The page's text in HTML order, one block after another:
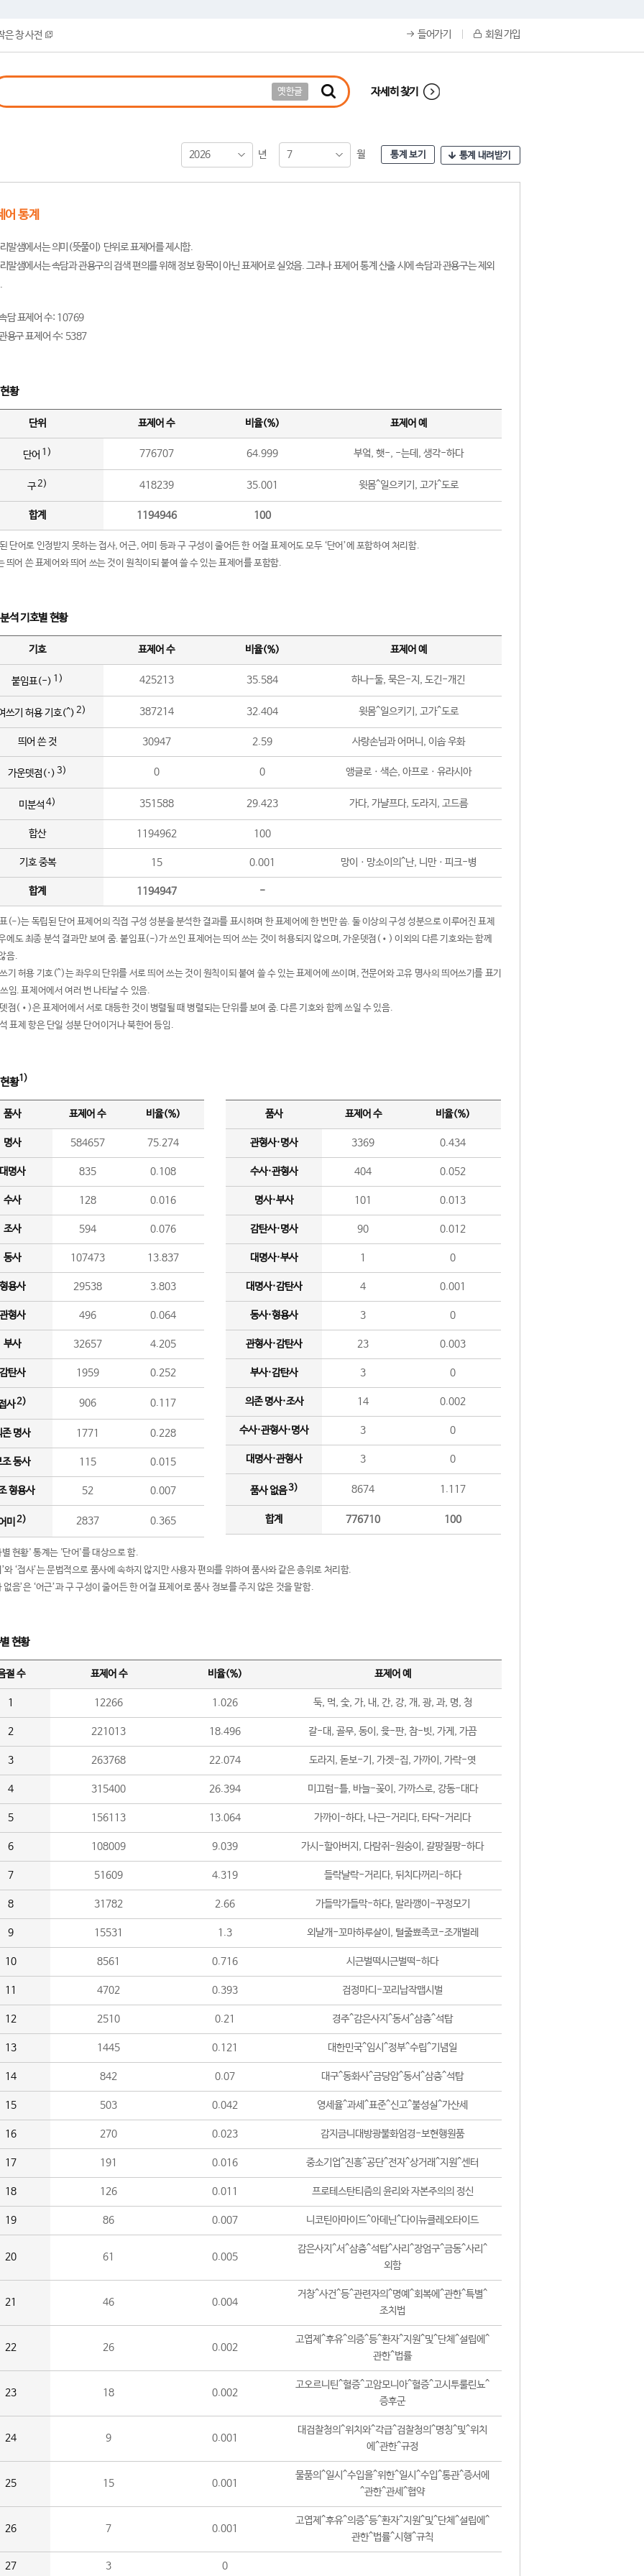
은 창 사전 들어가기 회원 가입
옛한글 자세히 찾기
2026 년 7 월 통계 보기 통계 내려받기
어 통계
말샘에서는 의미(뜻풀이) 단위로 표제어를 제시함.
말샘에서는 속담과 관용구의 검색 편의를 위해 정보 항목이 아닌 표제어로 실었음. 그러나 표제어 통계 산출 시에 속담과 관용구는 제외
담 표제어 수: 10769
용구 표제어 수: 5387
황
단위 표제어 수 비율(%) 표제어 예
단어 1) 776707 64.999 부엌, 햇-, -는데, 생각-하다
구2) 418239 35.001 윗몸^일으키기, 고가^도로
합계 1194946 100
단어로 인정받지 못하는 접사, 어근, 어미 등과 구 구성이 줄어든 한 어절 표제어도 모두 ‘단어’에 포함하여 처리함.
띄어 쓴 표제어와 띄어 쓰는 것이 원칙이되 붙여 쓸 수 있는 표제어를 포함함.
석 기호별 현황
기호 표제어 수 비율(%) 표제어 예
붙임표(-) 1) 425213 35.584 하나-둘, 묵은-지, 도긴-개긴
쓰기 허용 기호(^) 2) 387214 32.404 윗몸^일으키기, 고가^도로
띄어 쓴 것 30947 2.59 사랑손님과 어머니, 이솝 우화
가운뎃점(·) 3) 0 0 앵글로ㆍ색슨, 아프로ㆍ유라시아
미분석 4) 351588 29.423 가다, 가냘프다, 도라지, 고드름
합산 1194962 100
기호 중복 15 0.001 망이ㆍ망소이의^난, 니만ㆍ피크-병
합계 1194947 -
(-)는 독립된 단어 표제어의 직접 구성 성분을 분석한 결과를 표시하며 한 표제어에 한 번만 씀. 둘 이상의 구성 성분으로 이루어진 표제
에도 최종 분석 결과만 보여 줌. 붙임표(-)가 쓰인 표제어는 띄어 쓰는 것이 허용되지 않으며, 가운뎃점(•) 이외의 다른 기호와는 함께
음.
기 허용 기호(^)는 좌우의 단위를 서로 띄어 쓰는 것이 원칙이되 붙여 쓸 수 있는 표제어에 쓰이며, 전문어와 고유 명사의 띄어쓰기를 표기
임. 표제어에서 여러 번 나타날 수 있음.
점(•)은 표제어에서 서로 대등한 것이 병렬될 때 병렬되는 단위를 보여 줌. 다른 기호와 함께 쓰일 수 있음.
표제 항은 단일 성분 단어이거나 북한어 등임.
황1)
품사 표제어 수 비율(%)
명사 584657 75.274
명사 835 0.108
수사 128 0.016
조사 594 0.076
동사 107473 13.837
용사 29538 3.803
형사 496 0.064
부사 32657 4.205
탄사 1959 0.252
사2) 906 0.117
존 명사 1771 0.228
조 동사 115 0.015
형용사 52 0.007
미 2) 2837 0.365
품사 표제어 수 비율(%)
관형사·명사 3369 0.434
수사·관형사 404 0.052
명사·부사 101 0.013
감탄사·명사 90 0.012
대명사·부사 1 0
대명사·감탄사 4 0.001
동사·형용사 3 0
관형사·감탄사 23 0.003
부사·감탄사 3 0
의존 명사·조사 14 0.002
수사·관형사·명사 3 0
대명사·관형사 3 0
품사 없음3) 8674 1.117
합계 776710 100
현황' 통계는 '단어'를 대상으로 함.
와 ‘접사’는 문법적으로 품사에 속하지 않지만 사용자 편의를 위하여 품사와 같은 층위로 처리함.
없음’은 ‘어근’과 구 구성이 줄어든 한 어절 표제어로 품사 정보를 주지 않은 것을 말함.
현황
절 수 표제어 수 비율(%) 표제어 예
1 12266 1.026 둑, 먹, 숯, 가, 내, 간, 강, 개, 광, 과, 명, 청
2 221013 18.496 갈-대, 골무, 동이, 윷-판, 참-빗, 가게, 가끔
3 263768 22.074 도라지, 돋보-기, 가겟-집, 가까이, 가락-엿
4 315400 26.394 미끄럼-틀, 바늘-꽂이, 가까스로, 강동-대다
5 156113 13.064 가까이-하다, 나근-거리다, 타닥-거리다
6 108009 9.039 가시-할아버지, 다람쥐-원숭이, 갈팡질팡-하다
7 51609 4.319 들락날락-거리다, 뒤치다꺼리-하다
8 31782 2.66 가들막가들막-하다, 말라깽이-꾸정모기
9 15531 1.3 외날개-꼬마하루살이, 털줄뾰족코-조개벌레
10 8561 0.716 시근벌떡시근벌떡-하다
11 4702 0.393 검정마디-꼬리납작맵시벌
12 2510 0.21 경주^감은사지^동서^삼층^석탑
13 1445 0.121 대한민국^임시^정부^수립^기념일
14 842 0.07 대구^동화사^금당암^동서^삼층^석탑
15 503 0.042 영세율^과세^표준^신고^불성실^가산세
16 270 0.023 감지금니대방광불화엄경-보현행원품
17 191 0.016 중소기업^진흥^공단^전자^상거래^지원^센터
18 126 0.011 프로테스탄티즘의 윤리와 자본주의의 정신
19 86 0.007 니코틴아마이드^아데닌^다이뉴클레오타이드
20 61 0.005
감은사지^서^삼층^석탑^사리^장엄구^금동^사리^
외함
21 46 0.004
거창^사건^등^관련자의^명예^회복에^관한^특별^
조치법
22 26 0.002
고엽제^후유^의증^등^환자^지원^및^단체^설립에^
관한^법률
23 18 0.002
고오르니틴^혈증^고암모니아^혈증^고시투룰린뇨^
증후군
24 9 0.001
대검찰청의^위치와^각급^검찰청의^명칭^및^위치
에^관한^규정
25 15 0.001
물품의^일시^수입을^위한^일시^수입^통관^증서에
^관한^관세^협약
26 7 0.001
고엽제^후유^의증^등^환자^지원^및^단체^설립에^
관한^법률^시행^규칙
27 3 0